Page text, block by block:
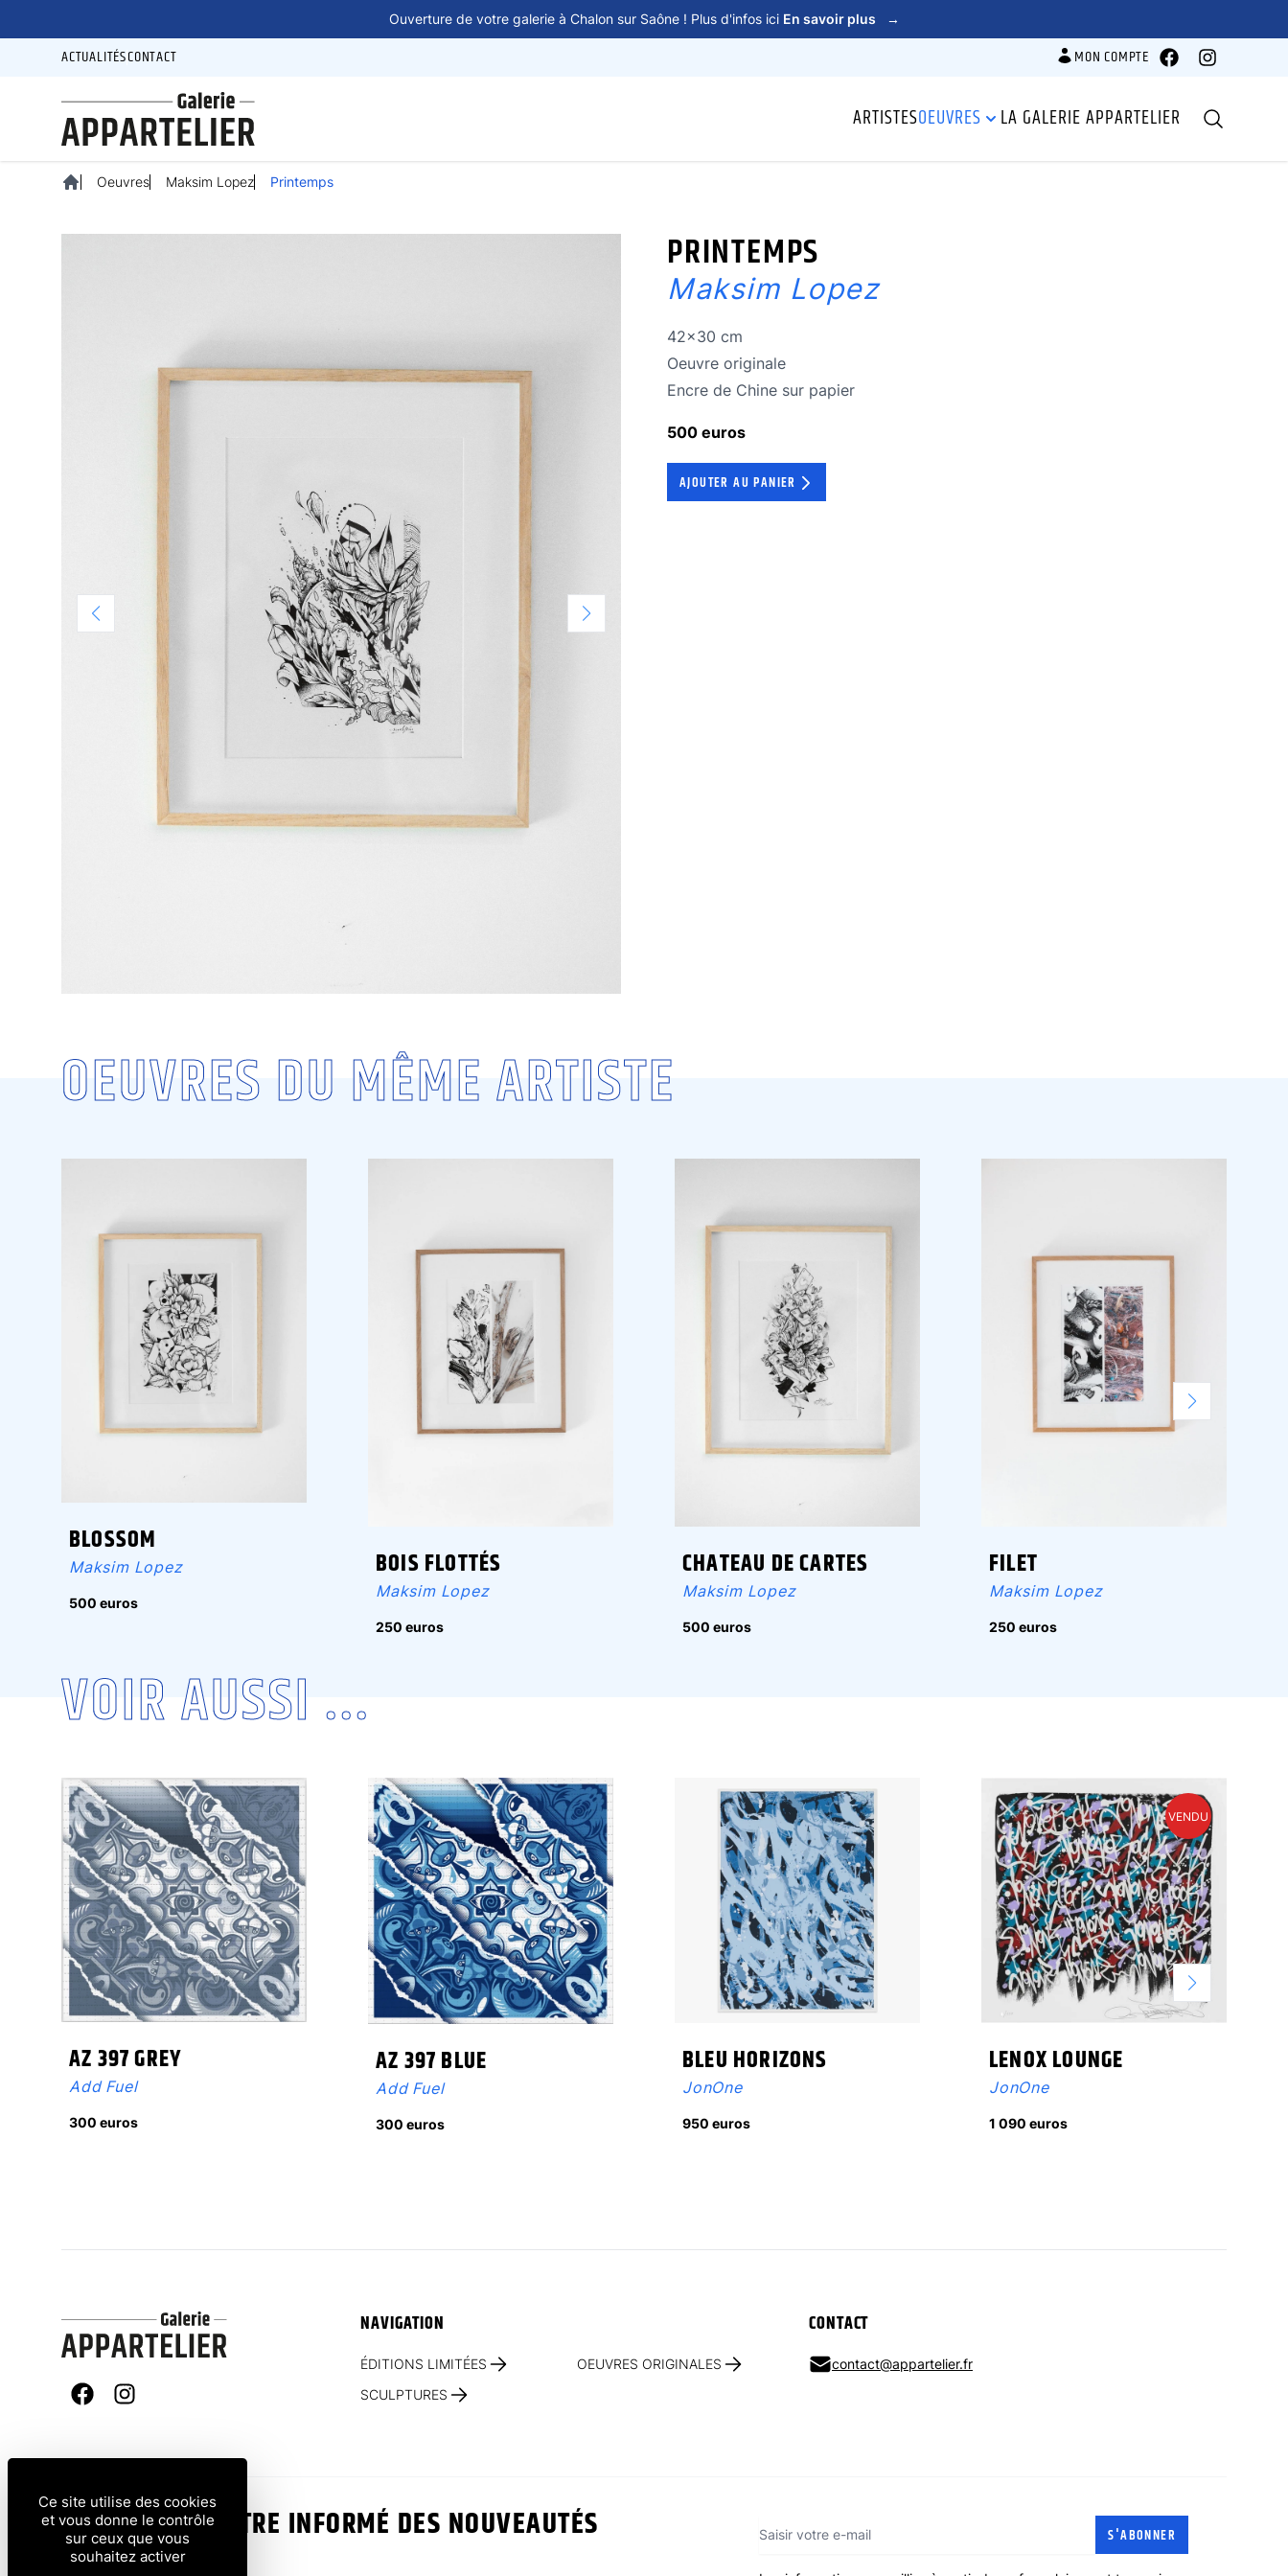
Ouverture de votre galerie à Chalon sur Saône ! Plus d'infos ici En savoir plus →
ACTUALITÉSCONTACT MON COMPTE FacebookInstagram
ARTISTESOEUVRES LA GALERIE APPARTELIER Recherche
Oeuvres Maksim Lopez Printemps
PRINTEMPS
Maksim Lopez
Dimensions
42x30 cm
Oeuvre originale
Oeuvre originale
Technique
Encre de Chine sur papier
500 euros
AJOUTER AU PANIER
OEUVRES DU MÊME ARTISTE
BLOSSOM
Maksim Lopez
500 euros
BOIS FLOTTÉS
Maksim Lopez
250 euros
CHATEAU DE CARTES
Maksim Lopez
500 euros
FILET
Maksim Lopez
250 euros
VOIR AUSSI ...
AZ 397 GREY
Add Fuel
300 euros
AZ 397 BLUE
Add Fuel
300 euros
BLEU HORIZONS
JonOne
950 euros
LENOX LOUNGE
JonOne
1 090 euros
VENDU
FacebookInstagram
NAVIGATION
ÉDITIONS LIMITÉES
OEUVRES ORIGINALES
SCULPTURES
CONTACT
contact@appartelier.fr
VOUS VOULEZ ÊTRE INFORMÉ DES NOUVEAUTÉS
?
Adresse e-mail S'ABONNER
Ce site utilise des cookies
et vous donne le contrôle
sur ceux que vous
souhaitez activer